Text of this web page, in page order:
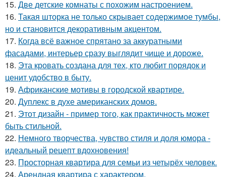
15. Две детские комнаты с похожим настроением.
16. Такая шторка не только скрывает содержимое тумбы,
но и становится декоративным акцентом.
17. Когда всё важное спрятано за аккуратными
фасадами, интерьер сразу выглядит чище и дороже.
18. Эта кровать создана для тех, кто любит порядок и
ценит удобство в быту.
19. Африканские мотивы в городской квартире.
20. Дуплекс в духе американских домов.
21. Этот дизайн - пример того, как практичность может
быть стильной.
22. Немного творчества, чувство стиля и доля юмора -
идеальный рецепт вдохновения!
23. Просторная квартира для семьи из четырёх человек.
24. Арендная квартира с характером.